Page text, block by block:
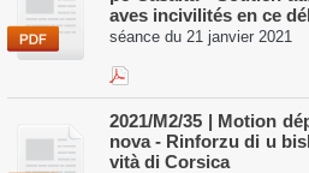
aves incivilités en ce
séance du 21 janvier 2021
2021/M2/35 | Motion
nova - Rinforzu di u
vità di Corsica